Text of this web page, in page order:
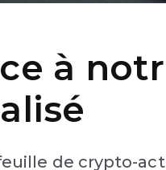
à
de crypto-